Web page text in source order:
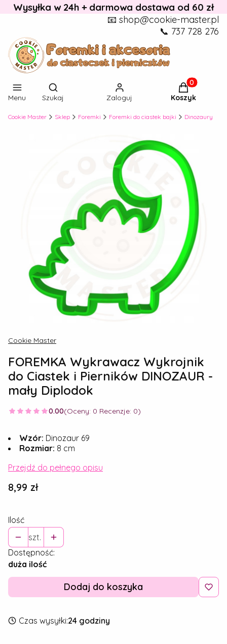
Wysyłka w 24h + darmowa dostawa od 60 zł
📧 shop@cookie-master.pl
📞 737 728 276
Menu
Otwórz wyszukiwarkę
Szukaj Zaloguj
Produkty w
Koszyk
Cookie Master Sklep Foremki Foremki do ciastek bajki Dinozaury
Cookie Master
FOREMKA Wykrawacz Wykrojnik
do Ciastek i Pierników DINOZAUR -
mały Diplodok
0.00(Oceny: 0 Recenzje: 0)
Wzór: Dinozaur 69
Rozmiar: 8 cm
Przejdź do pełnego opisu
Cena
8,99 zł
Ilość
szt.
Dostępność:
duża ilość
Dodaj do koszyka
Czas wysyłki:24 godziny